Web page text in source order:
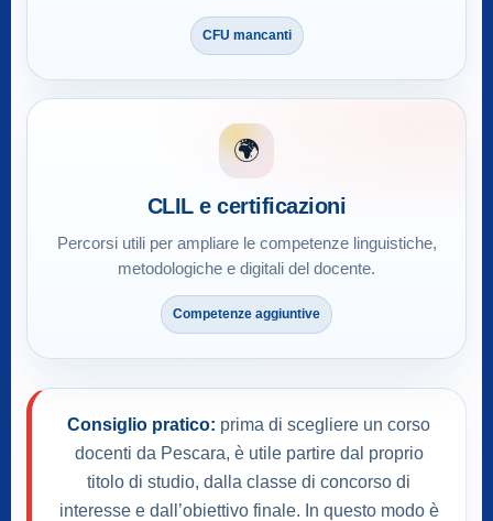
CFU mancanti
🌍
CLIL e certificazioni
Percorsi utili per ampliare le competenze linguistiche,
metodologiche e digitali del docente.
Competenze aggiuntive
Consiglio pratico: prima di scegliere un corso
docenti da Pescara, è utile partire dal proprio
titolo di studio, dalla classe di concorso di
interesse e dall’obiettivo finale. In questo modo è